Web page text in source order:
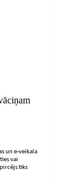
un e-veikala
vai
tiks